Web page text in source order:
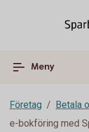
Meny
Företag
Betala
e-bokföring med